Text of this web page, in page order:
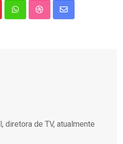
WhatsappStumbleUpon
Share
diretora de TV, atualmente